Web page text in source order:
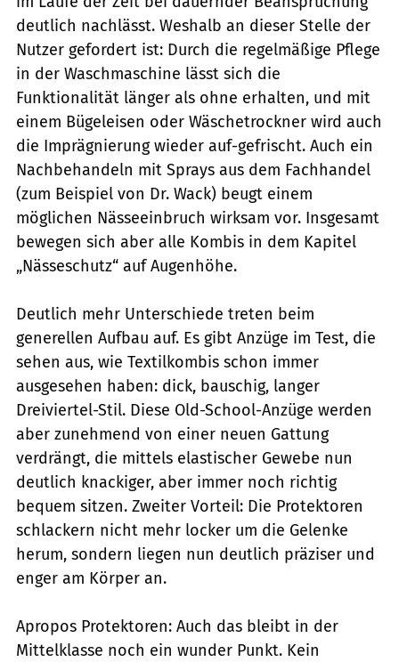
deutlich nachlässt. Weshalb an dieser Stelle der
Nutzer gefordert ist: Durch die regelmäßige Pflege
in der Waschmaschine lässt sich die
Funktionalität länger als ohne erhalten, und mit
einem Bügeleisen oder Wäschetrockner wird auch
die Imprägnierung wieder auf-gefrischt. Auch ein
Nachbehandeln mit Sprays aus dem Fachhandel
(zum Beispiel von Dr. Wack) beugt einem
möglichen Nässeeinbruch wirksam vor. Insgesamt
bewegen sich aber alle Kombis in dem Kapitel
„Nässeschutz“ auf Augenhöhe.
Deutlich mehr Unterschiede treten beim
generellen Aufbau auf. Es gibt Anzüge im Test, die
sehen aus, wie Textilkombis schon immer
ausgesehen haben: dick, bauschig, langer
Dreiviertel-Stil. Diese Old-School-Anzüge werden
aber zunehmend von einer neuen Gattung
verdrängt, die mittels elastischer Gewebe nun
deutlich knackiger, aber immer noch richtig
bequem sitzen. Zweiter Vorteil: Die Protektoren
schlackern nicht mehr locker um die Gelenke
herum, sondern liegen nun deutlich präziser und
enger am Körper an.
Apropos Protektoren: Auch das bleibt in der
Mittelklasse noch ein wunder Punkt. Kein